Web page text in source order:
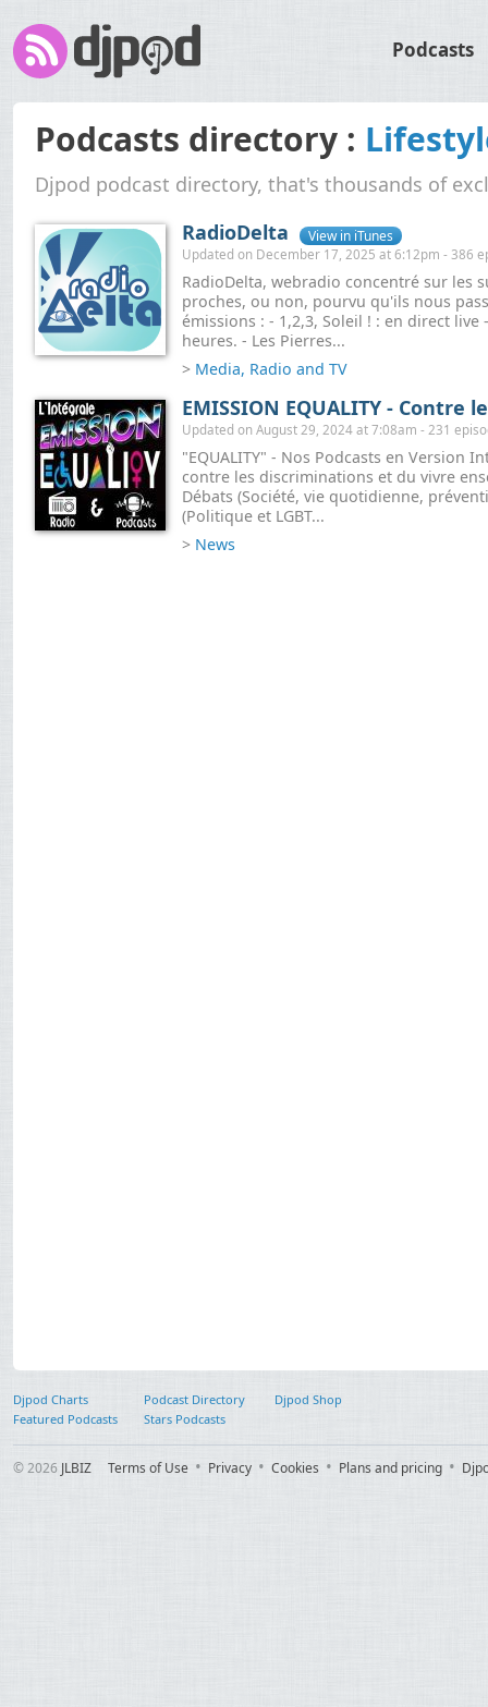
Podcasts
Podcasts directory :
Djpod podcast directory, that's thousands of
RadioDelta
View in iTunes
Updated on December 17, 2025 at 6:12pm - 386
RadioDelta, webradio concentré sur les
proches, ou non, pourvu qu'ils nous
émissions : - 1,2,3, Soleil ! : en direct
heures. - Les Pierres...
> Media, Radio and TV
EMISSION EQUALITY - Contre
Updated on August 29, 2024 at 7:08am - 231
"EQUALITY" - Nos Podcasts en Version
contre les discriminations et du vivre
Débats (Société, vie quotidienne,
(Politique et LGBT...
> News
Djpod Charts Podcast Directory
Djpod Shop
Featured Podcasts
Stars Podcasts
© 2026 JLBIZ Terms of Use Privacy Cookies Plans and pricing